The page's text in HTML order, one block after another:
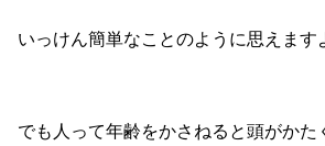
いっけん簡単なことのように思えます
でも人って年齢をかさねると頭がかた